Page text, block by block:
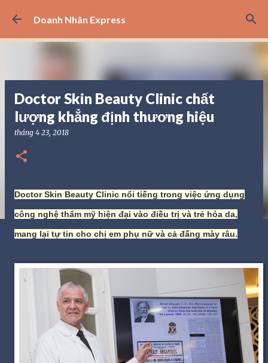
Chuyển đến nội dung chính
Doanh Nhân Express
Doctor Skin Beauty Clinic chất
lượng khẳng định thương hiệu
tháng 4 23, 2018
Doctor Skin Beauty Clinic nổi tiếng trong việc ứng dụng
công nghệ thẩm mỹ hiện đại vào điều trị và trẻ hóa da,
mang lại tự tin cho chị em phụ nữ và cả đấng mày râu.